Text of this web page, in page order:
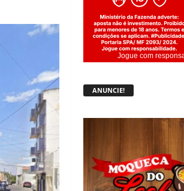
Jogue com
ANUNCIE!